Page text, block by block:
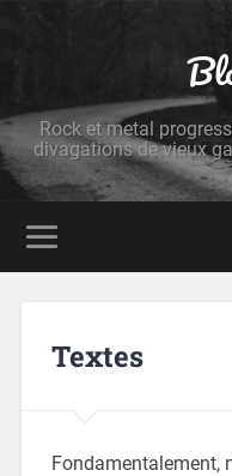
Rock et metal
divagations de vieux
Textes
Fondamentalement,